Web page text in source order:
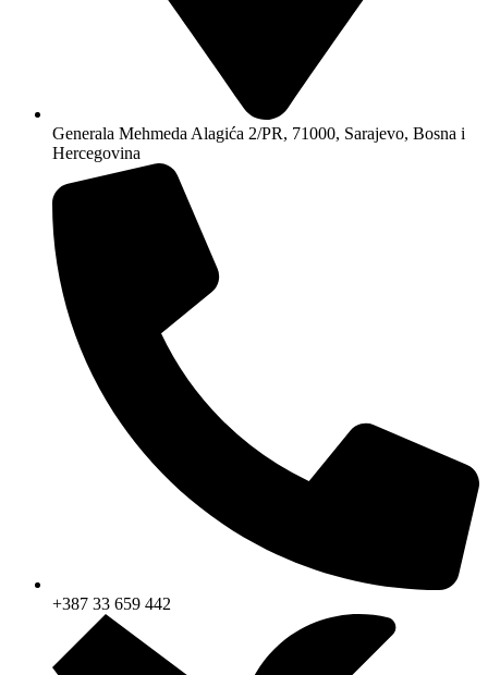
Generala Mehmeda Alagića 2/PR, 71000, Sarajevo, Bosna i
Hercegovina
+387 33 659 442